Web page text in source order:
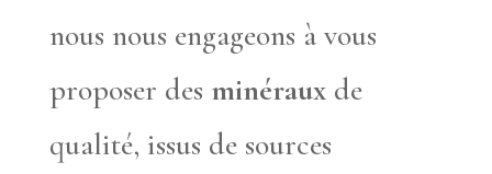
nous nous engageons à vous
proposer des minérauxde
qualité, issus de sources